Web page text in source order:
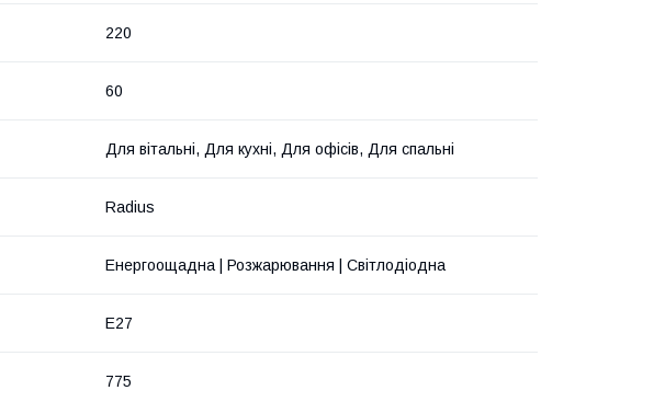
220
60
Для вітальні, Для кухні, Для офісів, Для спальні
Radius
Енергоощадна | Розжарювання | Світлодіодна
E27
775